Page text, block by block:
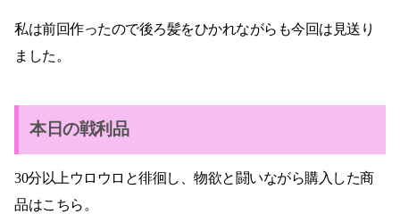
私は前回作ったので後ろ髪をひかれながらも今回は見送り
ました。
本日の戦利品
30分以上ウロウロと徘徊し、物欲と闘いながら購入した商
品はこちら。